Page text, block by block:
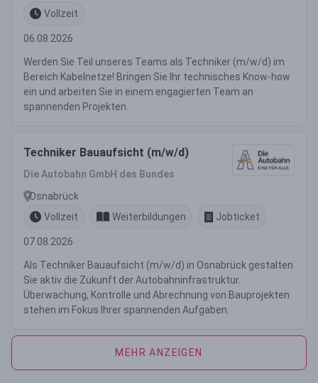
Vollzeit
06.08.2026
Werden Sie Teil unseres Teams als Techniker (m/w/d) im
Bereich Kabelnetze! Bringen Sie Ihr technisches Know-how
ein und arbeiten Sie in einem engagierten Team an
spannenden Projekten.
Techniker Bauaufsicht (m/w/d)
Die Autobahn GmbH des Bundes
Osnabrück
Vollzeit
Weiterbildungen Jobticket
07.08.2026
Als Techniker Bauaufsicht (m/w/d) in Osnabrück gestalten
Sie aktiv die Zukunft der Autobahninfrastruktur.
Überwachung, Kontrolle und Abrechnung von Bauprojekten
stehen im Fokus Ihrer spannenden Aufgaben.
MEHR ANZEIGEN